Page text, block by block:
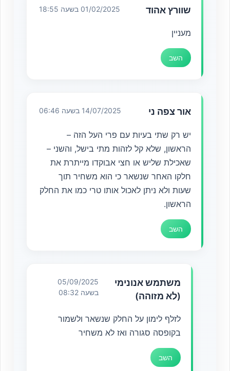
שוורץ אהוד 01/02/2025 בשעה 18:55
מעניין
השב
אור צפה ני 14/07/2025 בשעה 06:46
יש רק שתי בעיות עם פרי העל הזה –
הראשון, שלא קל לזהות מתי בישל, והשני –
שאכילת שליש או חצי אבוקדו מייתרת את
חלקו האחר שנשאר כי הוא משחיר תוך
שעות ולא ניתן לאכול אותו טרי כמו את החלק
הראשון.
השב
משתמש אנונימי
(לא מזוהה)
05/09/2025
בשעה 08:32
לזלף לימון על החלק שנשאר ולשמור
בקופסה סגורה ואז לא משחיר
השב